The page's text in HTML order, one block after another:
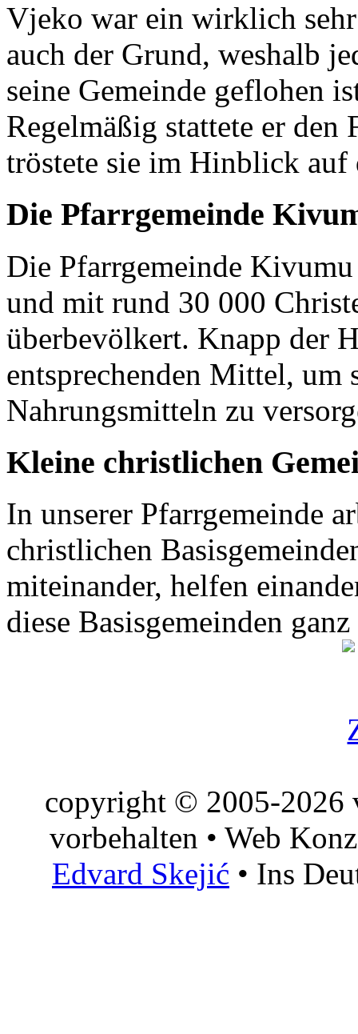
Vjeko war ein wirklich
auch der Grund, weshalb
seine Gemeinde geflohen
Regelmäßig stattete er
tröstete sie im Hinblick
Die Pfarrgemeinde
Die Pfarrgemeinde
und mit rund 30 000
überbevölkert. Knapp der
entsprechenden Mittel, um
Nahrungsmitteln zu
Kleine christlichen
In unserer Pfarrgemeinde
christlichen
miteinander, helfen
diese Basisgemeinden
copyright © 2005-2026
vorbehalten • Web
Edvard Skejić • Ins